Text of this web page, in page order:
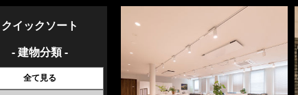
クイックソート
- 建物分類 -
全て見る